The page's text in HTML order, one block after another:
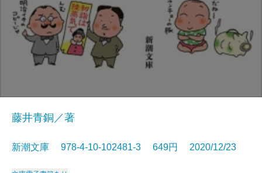
藤井青銅／著
新潮文庫 978-4-10-102481-3 649円 2020/12/23